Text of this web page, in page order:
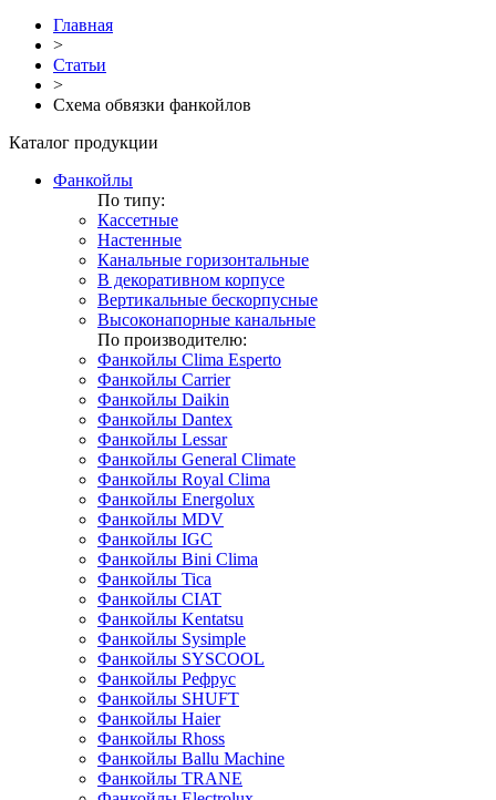
Главная
>
Статьи
>
Схема обвязки фанкойлов
Каталог продукции
Фанкойлы
По типу:
Кассетные
Настенные
Канальные горизонтальные
В декоративном корпусе
Вертикальные бескорпусные
Высоконапорные канальные
По производителю:
Фанкойлы Clima Esperto
Фанкойлы Carrier
Фанкойлы Daikin
Фанкойлы Dantex
Фанкойлы Lessar
Фанкойлы General Climate
Фанкойлы Royal Clima
Фанкойлы Energolux
Фанкойлы MDV
Фанкойлы IGC
Фанкойлы Bini Clima
Фанкойлы Tica
Фанкойлы CIAT
Фанкойлы Kentatsu
Фанкойлы Sysimple
Фанкойлы SYSCOOL
Фанкойлы Рефрус
Фанкойлы SHUFT
Фанкойлы Haier
Фанкойлы Rhoss
Фанкойлы Ballu Machine
Фанкойлы TRANE